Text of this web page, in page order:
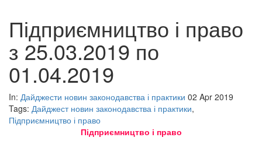
Підприємництво і право
з 25.03.2019 по
01.04.2019
In: Дайджести новин законодавства і практики 02 Apr 2019
Tags: Дайджест новин законодавства і практики,
Підприємництво і право
Підприємництво і право